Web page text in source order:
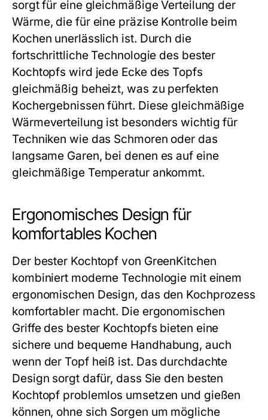
sorgt für eine gleichmäßige Verteilung der
Wärme, die für eine präzise Kontrolle beim
Kochen unerlässlich ist. Durch die
fortschrittliche Technologie des bester
Kochtopfs wird jede Ecke des Topfs
gleichmäßig beheizt, was zu perfekten
Kochergebnissen führt. Diese gleichmäßige
Wärmeverteilung ist besonders wichtig für
Techniken wie das Schmoren oder das
langsame Garen, bei denen es auf eine
gleichmäßige Temperatur ankommt.
Ergonomisches Design für
komfortables Kochen
Der bester Kochtopf von GreenKitchen
kombiniert moderne Technologie mit einem
ergonomischen Design, das den Kochprozess
komfortabler macht. Die ergonomischen
Griffe des bester Kochtopfs bieten eine
sichere und bequeme Handhabung, auch
wenn der Topf heiß ist. Das durchdachte
Design sorgt dafür, dass Sie den besten
Kochtopf problemlos umsetzen und gießen
können, ohne sich Sorgen um mögliche